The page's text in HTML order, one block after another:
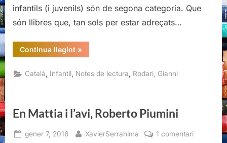
infantils (i juvenils) són de segona categoria. Que
són llibres que, tan sols per estar adreçats…
Continua llegint“El
llibre
Gianni
Rodari.
versos
Blackie
Books,
»
Català Infantil Notes de lectura Rodari, Gianni
En Mattia i l’avi, Roberto Piumini
Posted
gener 7, 2016 By
XavierSerrahima 1 comentaria